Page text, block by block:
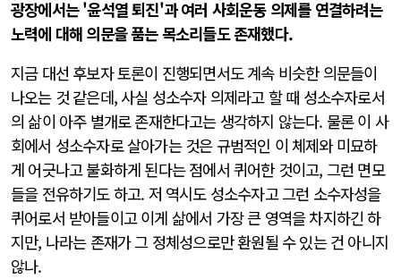
광장에서는 '윤석열 퇴진'과 여러 사회운동 의제를 연결하려는
노력에 대해 의문을 품는 목소리들도 존재했다.
지금 대선 후보자 토론이 진행되면서도 계속 비슷한 의문들이
나오는 것 같은데, 사실 성소수자 의제라고 할 때 성소수자로서
의 삶이 아주 별개로 존재한다고는 생각하지 않는다. 물론 이 사
회에서 성소수자로 살아가는 것은 규범적인 이 체제와 미묘하
게 어긋나고 불화하게 된다는 점에서 퀴어한 것이고, 그런 면모
들을 전유하기도 하고. 저 역시도 성소수자고 그런 소수자성을
퀴어로서 받아들이고 이게 삶에서 가장 큰 영역을 차지하긴 하
지만, 나라는 존재가 그 정체성으로만 환원될 수 있는 건 아니지
않나.